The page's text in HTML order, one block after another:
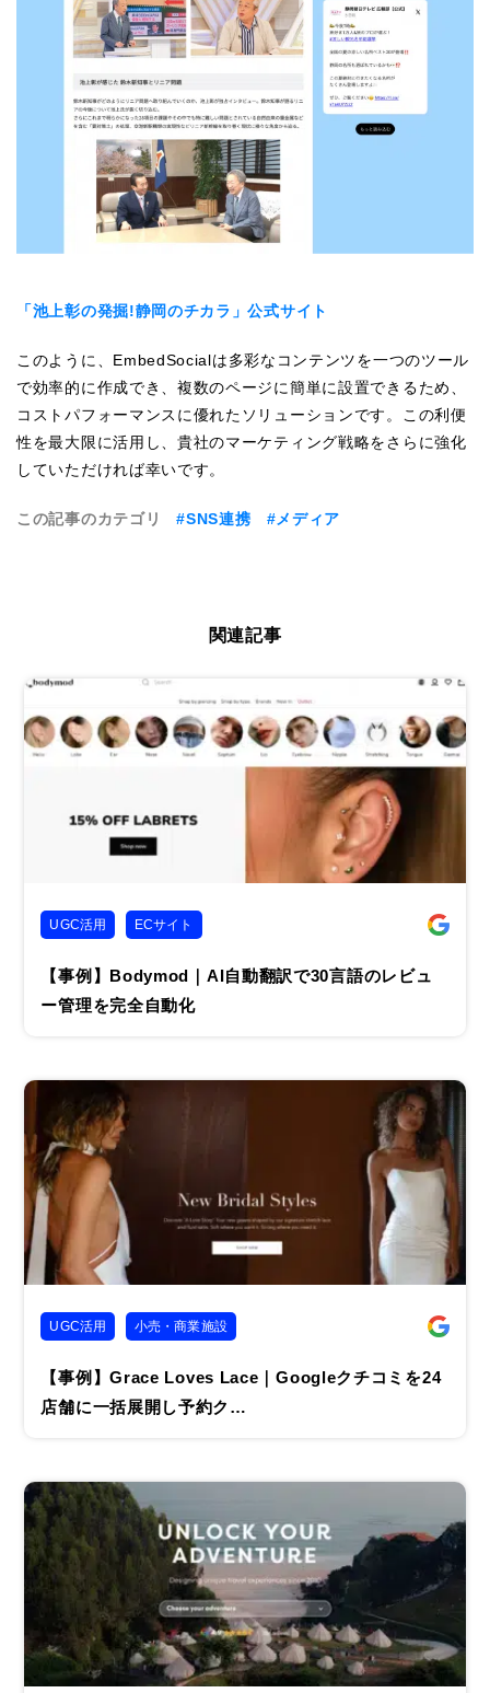
「池上彰の発掘!静岡のチカラ」公式サイト
このように、EmbedSocialは多彩なコンテンツを一つのツール
で効率的に作成でき、複数のページに簡単に設置できるため、
コストパフォーマンスに優れたソリューションです。この利便
性を最大限に活用し、貴社のマーケティング戦略をさらに強化
していただければ幸いです。
この記事のカテゴリ #SNS連携 #メディア
関連記事
UGC活用 ECサイト
【事例】Bodymod｜AI自動翻訳で30言語のレビュ
ー管理を完全自動化
UGC活用 小売・商業施設
【事例】Grace Loves Lace｜Googleクチコミを24
店舗に一括展開し予約ク…